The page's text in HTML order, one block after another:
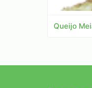
Queijo